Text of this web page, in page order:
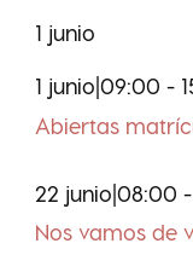
1 junio
1 junio|09:00 -
Abiertas
22 junio|08:00 -
Nos vamos de